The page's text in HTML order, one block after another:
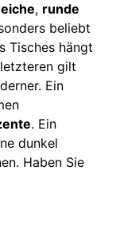
, runde
beliebt
Tisches hängt
gilt
Ein
. Ein
dunkel
Haben Sie